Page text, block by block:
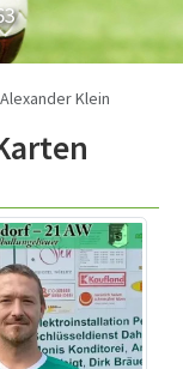
Alexander Klein